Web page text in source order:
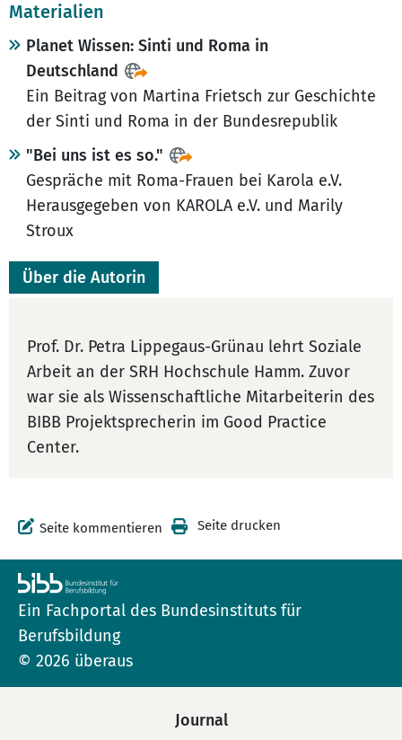
Materialien
Planet Wissen: Sinti und Roma in
Deutschland
Ein Beitrag von Martina Frietsch zur Geschichte
der Sinti und Roma in der Bundesrepublik
"Bei uns ist es so."
Gespräche mit Roma-Frauen bei Karola e.V.
Herausgegeben von KAROLA e.V. und Marily
Stroux
Über die Autorin
Prof. Dr. Petra Lippegaus-Grünau lehrt Soziale
Arbeit an der SRH Hochschule Hamm. Zuvor
war sie als Wissenschaftliche Mitarbeiterin des
BIBB Projektsprecherin im Good Practice
Center.
Seite kommentieren Seite drucken
Ein Fachportal des Bundesinstituts für
Berufsbildung
© 2026 überaus
Journal